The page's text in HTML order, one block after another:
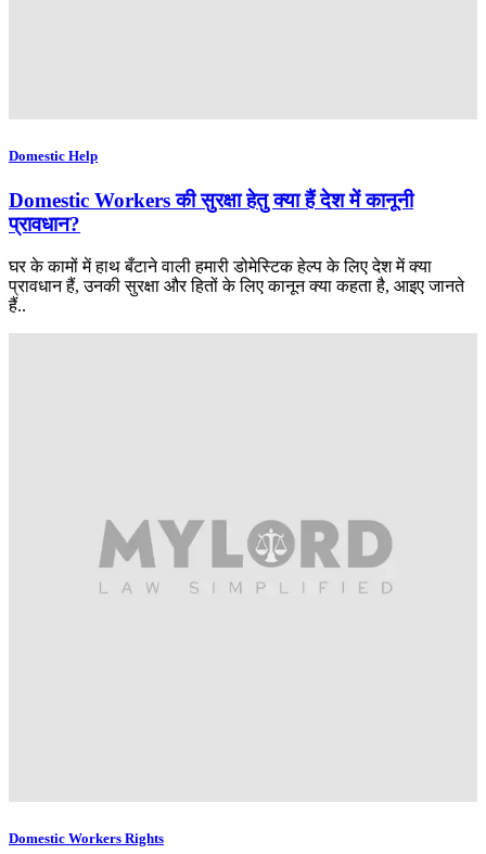
Domestic Help
Domestic Workers की सुरक्षा हेतु क्या हैं देश में कानूनी
प्रावधान?
घर के कामों में हाथ बँटाने वाली हमारी डोमेस्टिक हेल्प के लिए देश में क्या
प्रावधान हैं, उनकी सुरक्षा और हितों के लिए कानून क्या कहता है, आइए जानते
हैं..
Domestic Workers Rights